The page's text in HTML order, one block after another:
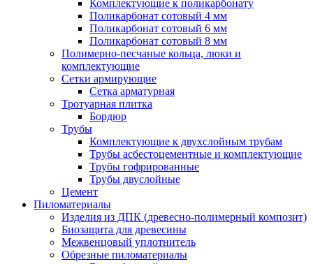
Комплектующие к поликарбонату
Поликарбонат сотовый 4 мм
Поликарбонат сотовый 6 мм
Поликарбонат сотовый 8 мм
Полимерно-песчаные кольца, люки и
комплектующие
Сетки армирующие
Сетка арматурная
Тротуарная плитка
Бордюр
Трубы
Комплектующие к двухслойным трубам
Трубы асбестоцементные и комплектующие
Трубы гофрированные
Трубы двуслойные
Цемент
Пиломатериалы
Изделия из ДПК (древесно-полимерный композит)
Биозащита для древесины
Межвенцовый уплотнитель
Обрезные пиломатериалы